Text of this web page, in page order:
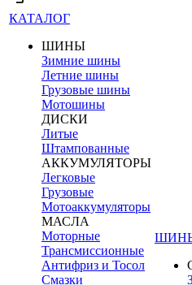
КАТАЛОГ
ШИНЫ
Зимние шины
Летние шины
Грузовые шины
Мотошины
ДИСКИ
Литые
Штампованные
АККУМУЛЯТОРЫ
Легковые
Грузовые
Мотоаккумуляторы
МАСЛА
Моторные
Трансмиссионные
Антифриз и Тосол
Смазки